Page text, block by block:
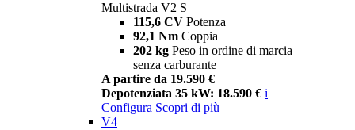
Multistrada V2 S
115,6 CV Potenza
92,1 Nm Coppia
202 kg Peso in ordine di marcia
senza carburante
A partire da 19.590 €
Depotenziata 35 kW: 18.590 € i
Configura Scopri di più
V4